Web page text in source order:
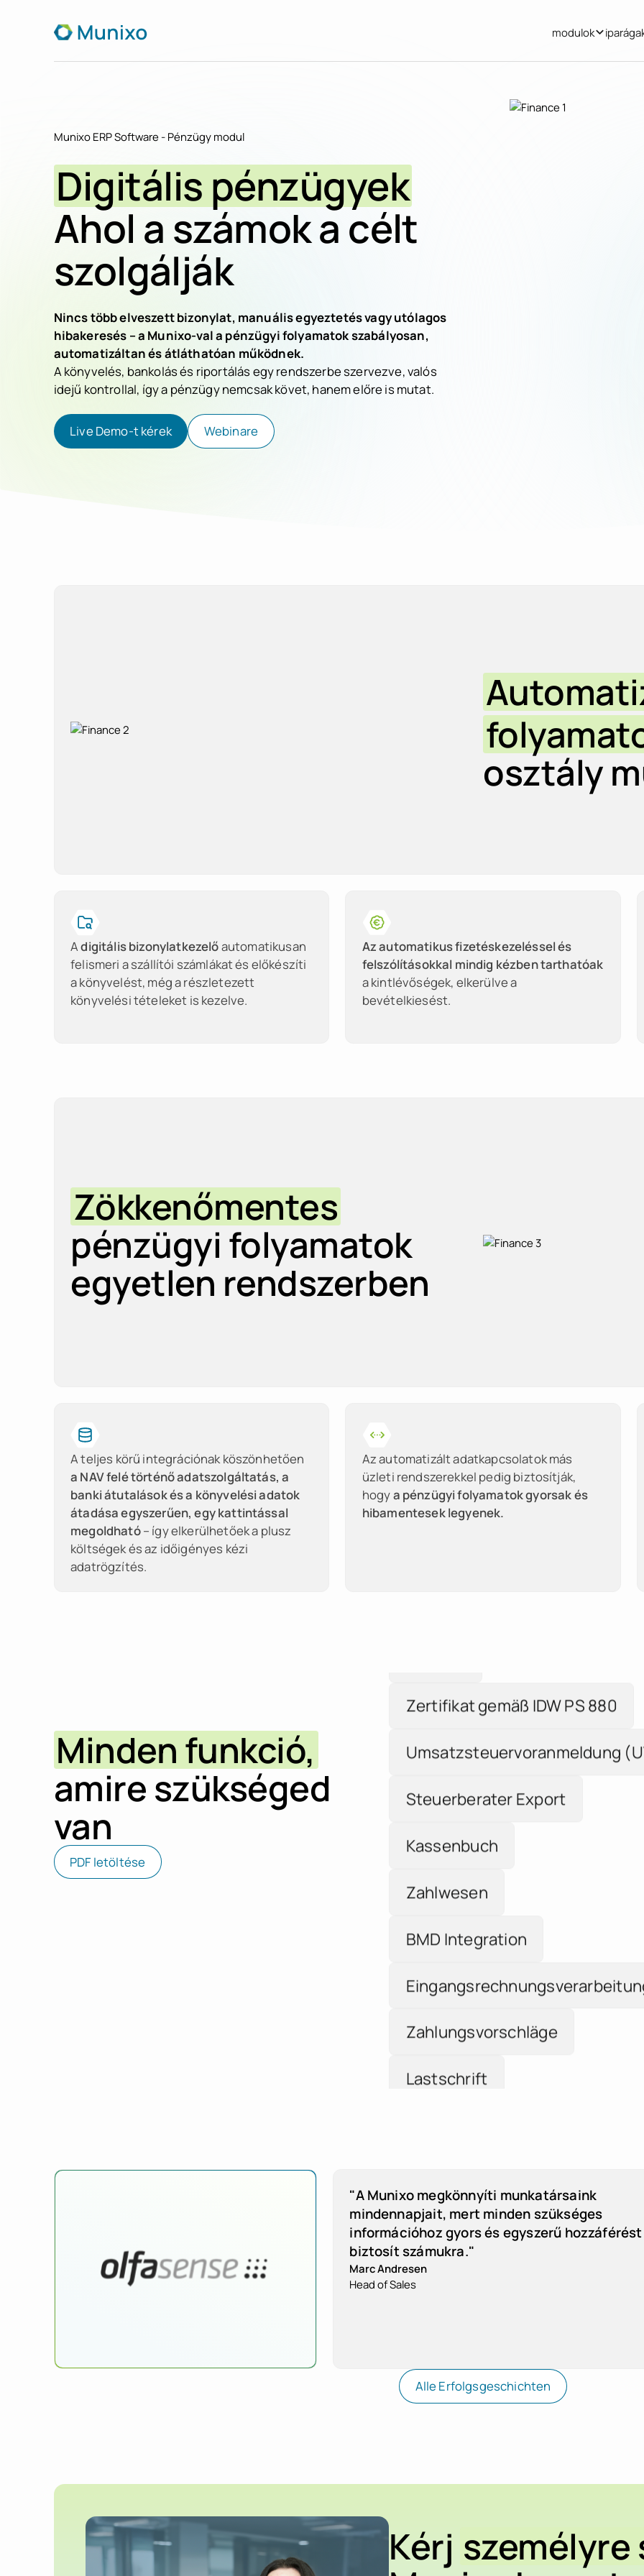
modulok
Munixo ERP Software - Pénzügy modul
Digitális pénzügyek
Ahol a számok a célt
szolgálják
Nincs több elveszett bizonylat, manuális egyeztetés vagy utólagos
hibakeresés – a Munixo-val a pénzügyi folyamatok szabályosan,
automatizáltan és átláthatóan működnek.
A könyvelés, bankolás és riportálás egy rendszerbe szervezve, valós
idejű kontrollal, így a pénzügy nemcsak követ, hanem előre is mutat.
Live Demo-t kérek
Webinare
osztály
Adigitális bizonylatkezelőautomatikusan
felismeri a szállítói számlákat és előkészíti
a könyvelést, még a részletezett
könyvelési tételeket is kezelve.
Az automatikus fizetéskezeléssel és
felszólításokkal mindig kézben tarthatóak
a kintlévőségek, elkerülve a
bevételkiesést.
Zökkenőmentes
pénzügyi folyamatok
egyetlen rendszerben
A teljes körű integrációnak köszönhetően
a NAV felé történő adatszolgáltatás, a
banki átutalások és a könyvelési adatok
átadása egyszerűen, egy kattintással
megoldható– így elkerülhetőek a plusz
költségek és az időigényes kézi
adatrögzítés.
Az automatizált adatkapcsolatok más
üzleti rendszerekkel pedig biztosítják,
hogya pénzügyi folyamatok gyorsak és
hibamentesek legyenek.
Minden funkció,
amire szükséged
van
PDF letöltése
Kostenstelle, Projekt,
GoBD-Funktionalität mit „Z3-
Umsatzsteuervoranmeldung
Steuerberater Export
Kassenbuch
Zahlwesen
BMD Integration
Zahlungsvorschläge
Lastschrift
Finanzbuchhaltung
Vorkontierung
OP-Verwaltung
Mahnwesen
GoBD-Funktionalität mit „Z3-
"A Munixo megkönnyíti munkatársaink
mindennapjait, mert minden szükséges
információhoz gyors és egyszerű hozzáférést
biztosít számukra."
Marc Andresen
Head of Sales
Alle Erfolgsgeschichten
Kérj